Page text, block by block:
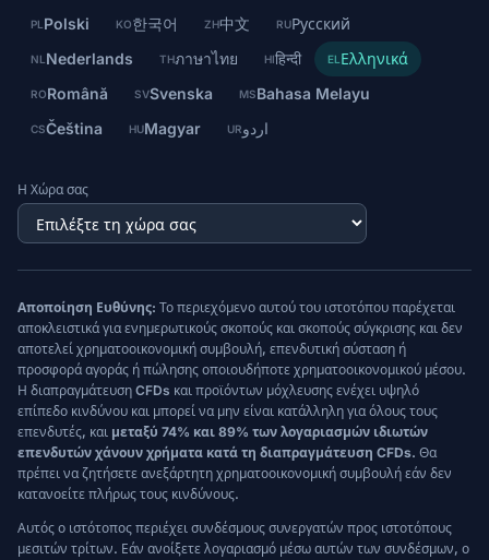
PL Polski KO한국어 ZH中文 RUРусский
NL Nederlands THภาษาไทย HIहिन्दी EL Ελληνικά
RORomână SVSvenska MSBahasa Melayu
CSČeština HUMagyar URاردو
Η Χώρα σας
Αποποίηση Ευθύνης: Το περιεχόμενο αυτού του ιστοτόπου παρέχεται
αποκλειστικά για ενημερωτικούς σκοπούς και σκοπούς σύγκρισης και δεν
αποτελεί χρηματοοικονομική συμβουλή, επενδυτική σύσταση ή
προσφορά αγοράς ή πώλησης οποιουδήποτε χρηματοοικονομικού μέσου.
Η διαπραγμάτευση CFDs και προϊόντων μόχλευσης ενέχει υψηλό
επίπεδο κινδύνου και μπορεί να μην είναι κατάλληλη για όλους τους
επενδυτές, και μεταξύ 74% και 89% των λογαριασμών ιδιωτών
επενδυτών χάνουν χρήματα κατά τη διαπραγμάτευση CFDs. Θα
πρέπει να ζητήσετε ανεξάρτητη χρηματοοικονομική συμβουλή εάν δεν
κατανοείτε πλήρως τους κινδύνους.
Αυτός ο ιστότοπος περιέχει συνδέσμους συνεργατών προς ιστοτόπους
μεσιτών τρίτων. Εάν ανοίξετε λογαριασμό μέσω αυτών των συνδέσμων, ο